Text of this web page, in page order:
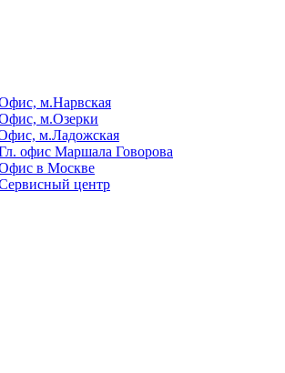
м.Нарвская
м.Озерки
м.Ладожская
офис Маршала Говорова
в Москве
центр